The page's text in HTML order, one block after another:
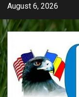
Skip
content
August 6, 2026